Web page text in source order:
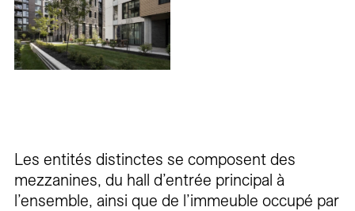
Les entités distinctes se composent des
mezzanines, du hall d’entrée principal à
l’ensemble, ainsi que de l’immeuble occupé par